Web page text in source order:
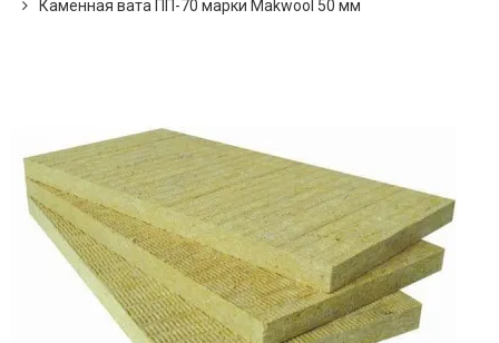
Каменная вата ПП-70 марки Makwool 50 мм